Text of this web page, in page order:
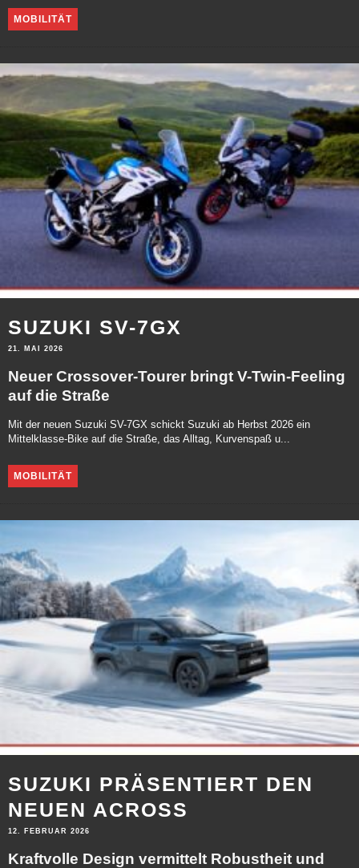
MOBILITÄT
SUZUKI SV-7GX
21. MAI 2026
Neuer Crossover-Tourer bringt V-Twin-Feeling
auf die Straße
Mit der neuen Suzuki SV-7GX schickt Suzuki ab Herbst 2026 ein
Mittelklasse-Bike auf die Straße, das Alltag, Kurvenspaß u...
MOBILITÄT
SUZUKI PRÄSENTIERT DEN
NEUEN ACROSS
12. FEBRUAR 2026
Kraftvolle Design vermittelt Robustheit und